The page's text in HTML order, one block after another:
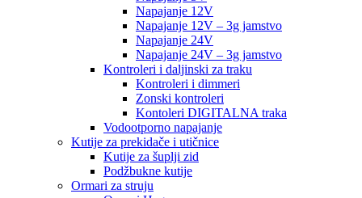
Napajanje 12V
Napajanje 12V – 3g jamstvo
Napajanje 24V
Napajanje 24V – 3g jamstvo
Kontroleri i daljinski za traku
Kontroleri i dimmeri
Zonski kontroleri
Kontoleri DIGITALNA traka
Vodootporno napajanje
Kutije za prekidače i utičnice
Kutije za šuplji zid
Podžbukne kutije
Ormari za struju